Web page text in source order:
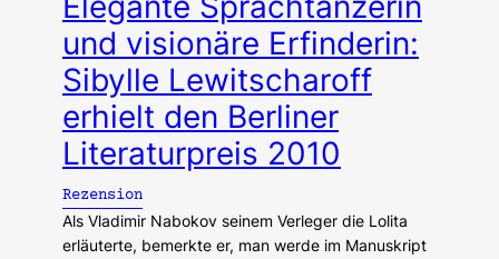
und visionäre Erfinderin:
Sibylle Lewitscharoff
erhielt den Berliner
Literaturpreis 2010
Rezension
Als Vladimir Nabokov seinem Verleger die Lolita
erläuterte, bemerkte er, man werde im Manuskript